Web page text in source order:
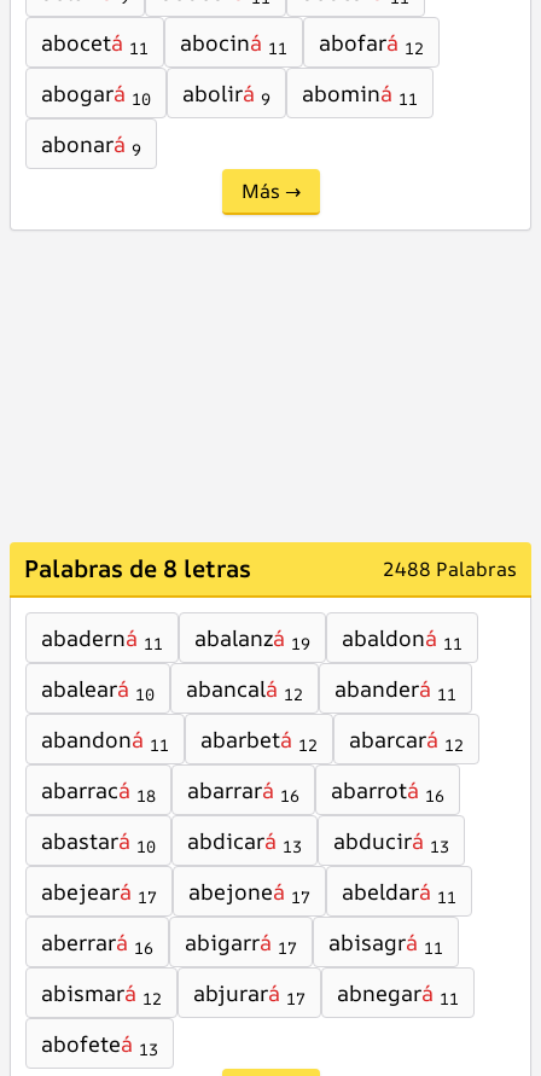
abocetá 11 abociná 11 abofará 12
abogará 10 abolirá 9 abominá 11
abonará 9
Más →
Palabras de 8 letras 2488 Palabras
abaderná 11 abalanzá 19 abaldoná 11
abaleará 10 abancalá 12 abanderá 11
abandoná 11 abarbetá 12 abarcará 12
abarracá 18 abarrará 16 abarrotá 16
abastará 10 abdicará 13 abducirá 13
abejeará 17 abejoneá 17 abeldará 11
aberrará 16 abigarrá 17 abisagrá 11
abismará 12 abjurará 17 abnegará 11
abofeteá 13